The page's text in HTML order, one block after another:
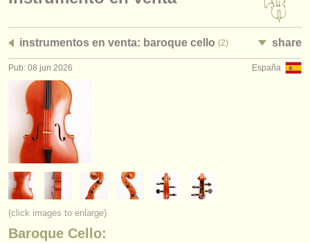
empleos - administración
degree courses
cursillos
concursos
instrumentos en venta
instrumentos robados
instrumentos en venta: baroque cello (2) share
España
Pub: 08 jun 2026
(click images to enlarge)
Baroque Cello: